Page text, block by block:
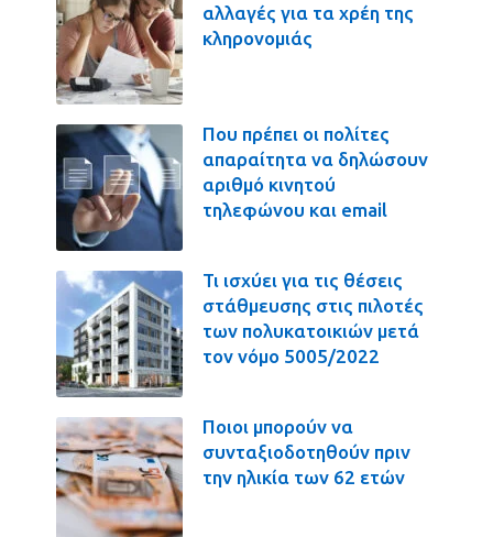
αλλαγές για τα χρέη της
κληρονομιάς
Που πρέπει οι πολίτες
απαραίτητα να δηλώσουν
αριθμό κινητού
τηλεφώνου και email
Τι ισχύει για τις θέσεις
στάθμευσης στις πιλοτές
των πολυκατοικιών μετά
τον νόμο 5005/2022
Ποιοι μπορούν να
συνταξιοδοτηθούν πριν
την ηλικία των 62 ετών